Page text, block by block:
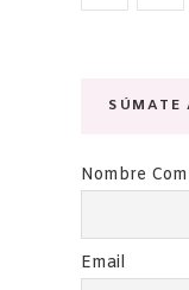
SÚMATE
Nombre
Email